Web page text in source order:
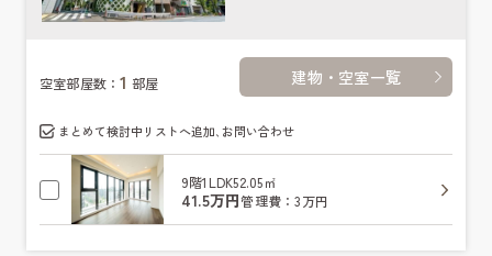
空室部屋数：1 部屋 建物・空室一覧
まとめて検討中リストへ追加､お問い合わせ
9階1LDK52.05㎡
41.5万円管理費：3万円